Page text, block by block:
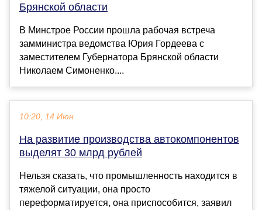
Брянской области
В Минстрое России прошла рабочая встреча
замминистра ведомства Юрия Гордеева с
заместителем Губернатора Брянской области
Николаем Симоненко....
10:20, 14 Июн
На развитие производства автокомпонентов
выделят 30 млрд рублей
Нельзя сказать, что промышленность находится в
тяжелой ситуации, она просто
переформатируется, она приспособится, заявил